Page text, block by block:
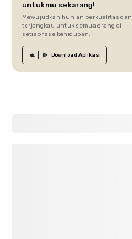
untukmu sekarang!
Mewujudkan hunian berkualitas dan
terjangkau untuk semua orang di
setiap fase kehidupan.
Download Aplikasi